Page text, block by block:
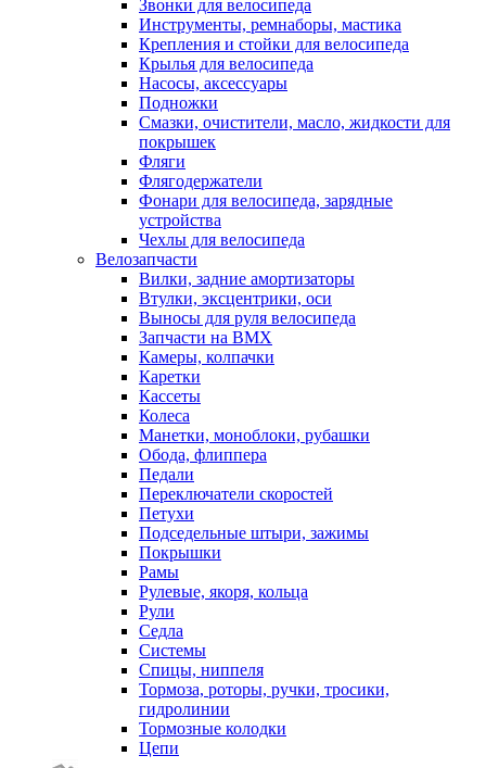
Звонки для велосипеда
Инструменты, ремнаборы, мастика
Крепления и стойки для велосипеда
Крылья для велосипеда
Насосы, аксессуары
Подножки
Смазки, очистители, масло, жидкости для
покрышек
Фляги
Флягодержатели
Фонари для велосипеда, зарядные
устройства
Чехлы для велосипеда
Велозапчасти
Вилки, задние амортизаторы
Втулки, эксцентрики, оси
Выносы для руля велосипеда
Запчасти на BMX
Камеры, колпачки
Каретки
Кассеты
Колеса
Манетки, моноблоки, рубашки
Обода, флиппера
Педали
Переключатели скоростей
Петухи
Подседельные штыри, зажимы
Покрышки
Рамы
Рулевые, якоря, кольца
Рули
Седла
Системы
Спицы, ниппеля
Тормоза, роторы, ручки, тросики,
гидролинии
Тормозные колодки
Цепи